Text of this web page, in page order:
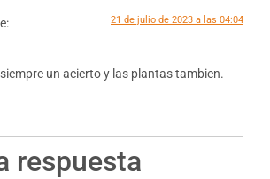
21 de julio de 2023 a las 04:04
un acierto y las plantas tambien.
respuesta